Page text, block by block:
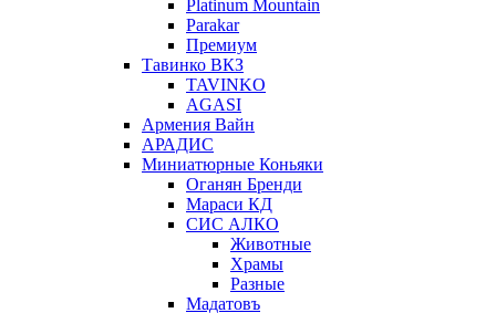
Platinum Mountain
Parakar
Премиум
Тавинко ВКЗ
TAVINKO
AGASI
Армения Вайн
АРАДИС
Миниатюрные Коньяки
Оганян Бренди
Мараси КД
СИС АЛКО
Животные
Храмы
Разные
Мадатовъ